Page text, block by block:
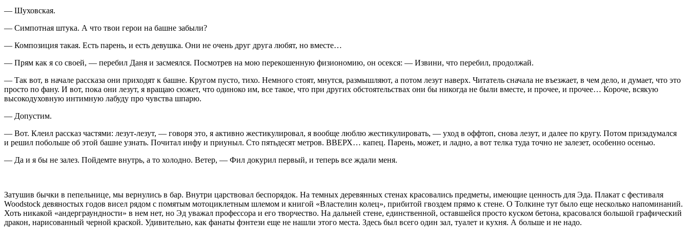
— Шуховская.
— Симпотная штука. А что твои герои на башне забыли?
— Композиция такая. Есть парень, и есть девушка. Они не очень друг друга любят, но вместе…
— Прям как я со своей, — перебил Даня и засмеялся. Посмотрев на мою перекошенную физиономию, он осекся: — Извини, что перебил, продолжай.
— Так вот, в начале рассказа они приходят к башне. Кругом пусто, тихо. Немного стоят, мнутся, размышляют, а потом лезут наверх. Читатель сначала не въезжает, в чем дело, и думает, что это
просто по фану. И вот, пока они лезут, я вращаю сюжет, что одиноко им, все такое, что при других обстоятельствах они бы никогда не были вместе, и прочее, и прочее… Короче, всякую
высокодуховную интимную лабуду про чувства шпарю.
— Допустим.
— Вот. Клеил рассказ частями: лезут-лезут, — говоря это, я активно жестикулировал, я вообще люблю жестикулировать, — уход в оффтоп, снова лезут, и далее по кругу. Потом призадумался
и решил побольше об этой башне узнать. Почитал инфу и приуныл. Сто пятьдесят метров. ВВЕРХ… капец. Парень, может, и ладно, а вот телка туда точно не залезет, особенно осенью.
— Да и я бы не залез. Пойдемте внутрь, а то холодно. Ветер, — Фил докурил первый, и теперь все ждали меня.
Затушив бычки в пепельнице, мы вернулись в бар. Внутри царствовал беспорядок. На темных деревянных стенах красовались предметы, имеющие ценность для Эда. Плакат с фестиваля
Woodstock девяностых годов висел рядом с помятым мотоциклетным шлемом и книгой «Властелин колец», прибитой гвоздем прямо к стене. О Толкине тут было еще несколько напоминаний.
Хоть никакой «андерграундности» в нем нет, но Эд уважал профессора и его творчество. На дальней стене, единственной, оставшейся просто куском бетона, красовался большой графический
дракон, нарисованный черной краской. Удивительно, как фанаты фэнтези еще не нашли этого места. Здесь был всего один зал, туалет и кухня. А больше и не надо.